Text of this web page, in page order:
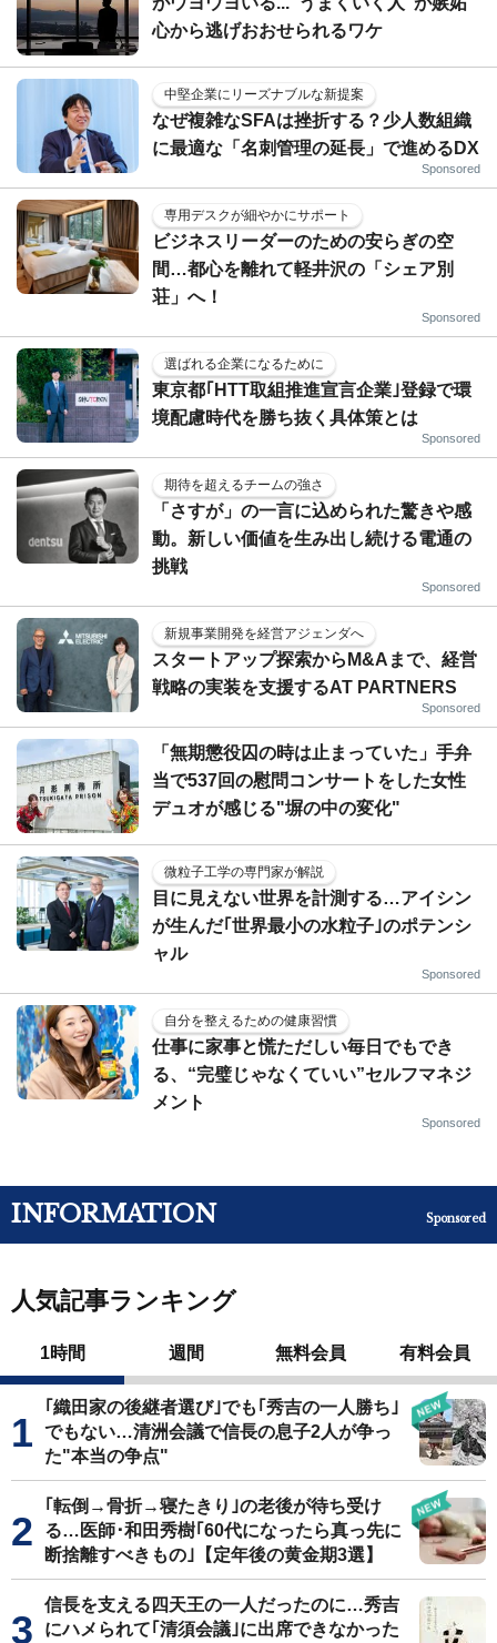
心から逃げおおせられるワケ
中堅企業にリーズナブルな新提案
なぜ複雑なSFAは挫折する？少人数組織
に最適な「名刺管理の延長」で進めるDX
Sponsored
専用デスクが細やかにサポート
ビジネスリーダーのための安らぎの空
間…都心を離れて軽井沢の「シェア別
荘」へ！
Sponsored
選ばれる企業になるために
東京都｢HTT取組推進宣言企業｣登録で環
境配慮時代を勝ち抜く具体策とは
Sponsored
期待を超えるチームの強さ
「さすが」の一言に込められた驚きや感
動。新しい価値を生み出し続ける電通の
挑戦
Sponsored
新規事業開発を経営アジェンダへ
スタートアップ探索からM&Aまで、経営
戦略の実装を支援するAT PARTNERS
Sponsored
「無期懲役囚の時は止まっていた」手弁
当で537回の慰問コンサートをした女性
デュオが感じる"塀の中の変化"
微粒子工学の専門家が解説
目に見えない世界を計測する…アイシン
が生んだ｢世界最小の水粒子｣のポテンシ
ャル
Sponsored
自分を整えるための健康習慣
仕事に家事と慌ただしい毎日でもでき
る、“完璧じゃなくていい”セルフマネジ
メント
Sponsored
INFORMATION Sponsored
人気記事ランキング
1時間 週間 無料会員 有料会員
｢織田家の後継者選び｣でも｢秀吉の一人勝ち｣
でもない…清洲会議で信長の息子2人が争っ
た"本当の争点"
｢転倒→骨折→寝たきり｣の老後が待ち受け
る…医師･和田秀樹｢60代になったら真っ先に
断捨離すべきもの｣【定年後の黄金期3選】
信長を支える四天王の一人だったのに…秀吉
にハメられて｢清須会議｣に出席できなかった